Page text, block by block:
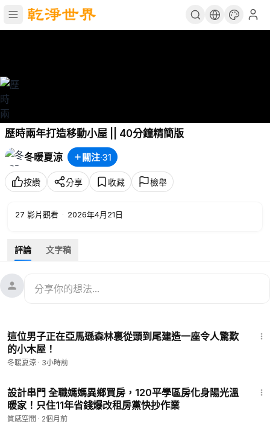
歷時兩年打造移動小屋 || 40分鐘精簡版
冬暖夏涼
關注·31
按讚 分享 收藏 檢舉
27 影片觀看 · 2026年4月21日
評論 文字稿
這位男子正在亞馬遜森林裏從頭到尾建造一座令人驚歎
的小木屋！
冬暖夏涼 · 3小時前
設計串門 全職媽媽異鄉買房，120平學區房化身陽光溫
暖家！只住11年省錢爆改租房黨快抄作業
質感空間 · 2個月前